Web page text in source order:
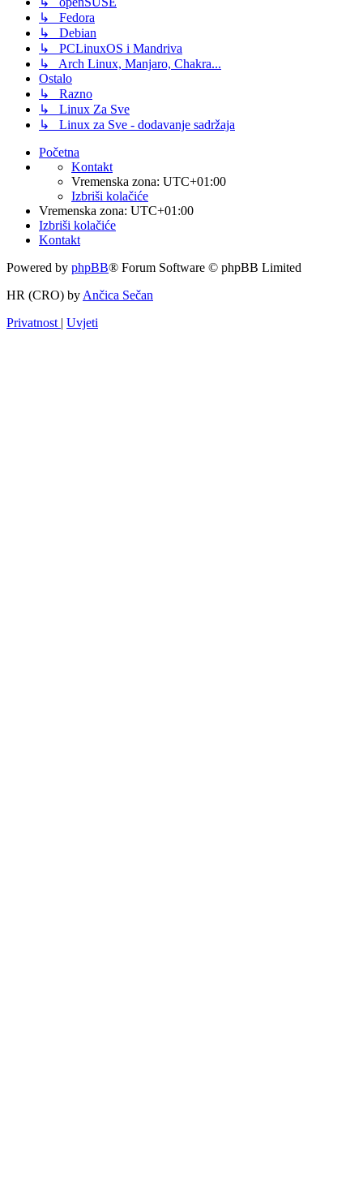
↳ Fedora
↳ Debian
↳ PCLinuxOS i Mandriva
↳ Arch Linux, Manjaro, Chakra...
Ostalo
↳ Razno
↳ Linux Za Sve
↳ Linux za Sve - dodavanje sadržaja
Početna
Kontakt
Vremenska zona: UTC+01:00
Izbriši kolačiće
Vremenska zona: UTC+01:00
Izbriši kolačiće
Kontakt
Powered by phpBB® Forum Software © phpBB Limited
HR (CRO) byAnčica Sečan
Privatnost | Uvjeti